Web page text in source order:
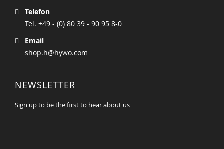
Telefon
Tel. +49 - (0) 80 39 - 90 95 8-0
Email
shop.h@hywo.com
NEWSLETTER
Sign up to be the first to hear about us